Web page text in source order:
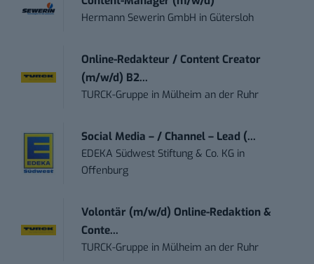
Hermann Sewerin GmbH in Gütersloh
Online-Redakteur / Content Creator
(m/w/d) B2...
TURCK-Gruppe in Mülheim an der Ruhr
Social Media – / Channel – Lead (...
EDEKA Südwest Stiftung & Co. KG in
Offenburg
Volontär (m/w/d) Online-Redaktion &
Conte...
TURCK-Gruppe in Mülheim an der Ruhr